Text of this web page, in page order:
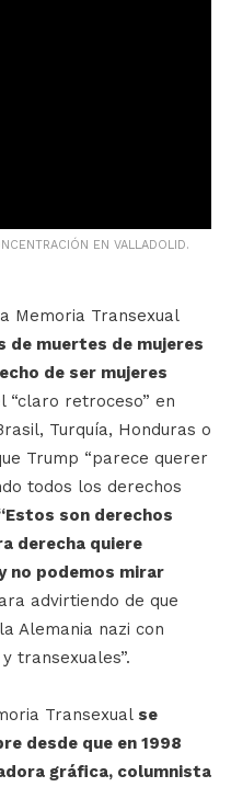
EN VALLADOLID.
Memoria Transexual
de muertes de mujeres
de ser mujeres
“claro retroceso” en
Turquía, Honduras o
Trump “parece querer
todos los derechos
son derechos
derecha quiere
no podemos mirar
advirtiendo de que
Alemania nazi con
transexuales”.
Transexual se
desde que en 1998
gráfica, columnista